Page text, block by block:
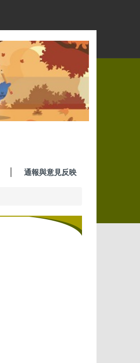
通報與意見反映